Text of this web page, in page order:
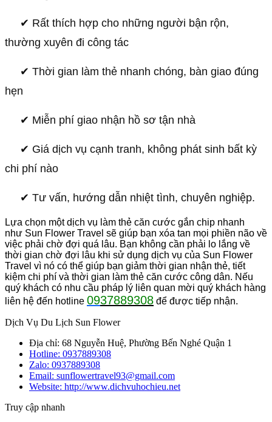
✔︎ Rất thích hợp cho những người bận rộn,
thường xuyên đi công tác
✔︎ Thời gian làm thẻ nhanh chóng, bàn giao đúng
hẹn
✔︎ Miễn phí giao nhận hồ sơ tận nhà
✔︎ Giá dịch vụ cạnh tranh, không phát sinh bất kỳ
chi phí nào
✔︎ Tư vấn, hướng dẫn nhiệt tình, chuyên nghiệp.
Lựa chọn một dịch vụ làm thẻ căn cước gắn chip nhanh
như Sun Flower Travel sẽ giúp bạn xóa tan mọi phiền não về
việc phải chờ đợi quá lâu. Bạn không cần phải lo lắng về
thời gian chờ đợi lâu khi sử dụng dịch vụ của Sun Flower
Travel vì nó có thể giúp bạn giảm thời gian nhận thẻ, tiết
kiệm chi phí và thời gian làm thẻ căn cước công dân. Nếu
quý khách có nhu cầu pháp lý liên quan mời quý khách hàng
liên hệ đến hotline 0937889308 để được tiếp nhận.
Dịch Vụ Du Lịch Sun Flower
Địa chỉ: 68 Nguyễn Huệ, Phường Bến Nghé Quận 1
Hotline: 0937889308
Zalo: 0937889308
Email: sunflowertravel93@gmail.com
Website: http://www.dichvuhochieu.net
Truy cập nhanh